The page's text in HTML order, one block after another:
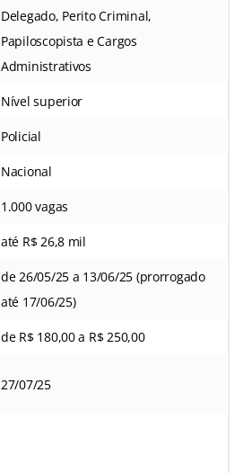
Delegado, Perito Criminal,
Papiloscopista e Cargos
Administrativos
Nível superior
Policial
Nacional
1.000 vagas
até R$ 26,8 mil
de 26/05/25 a 13/06/25 (prorrogado
até 17/06/25)
de R$ 180,00 a R$ 250,00
27/07/25